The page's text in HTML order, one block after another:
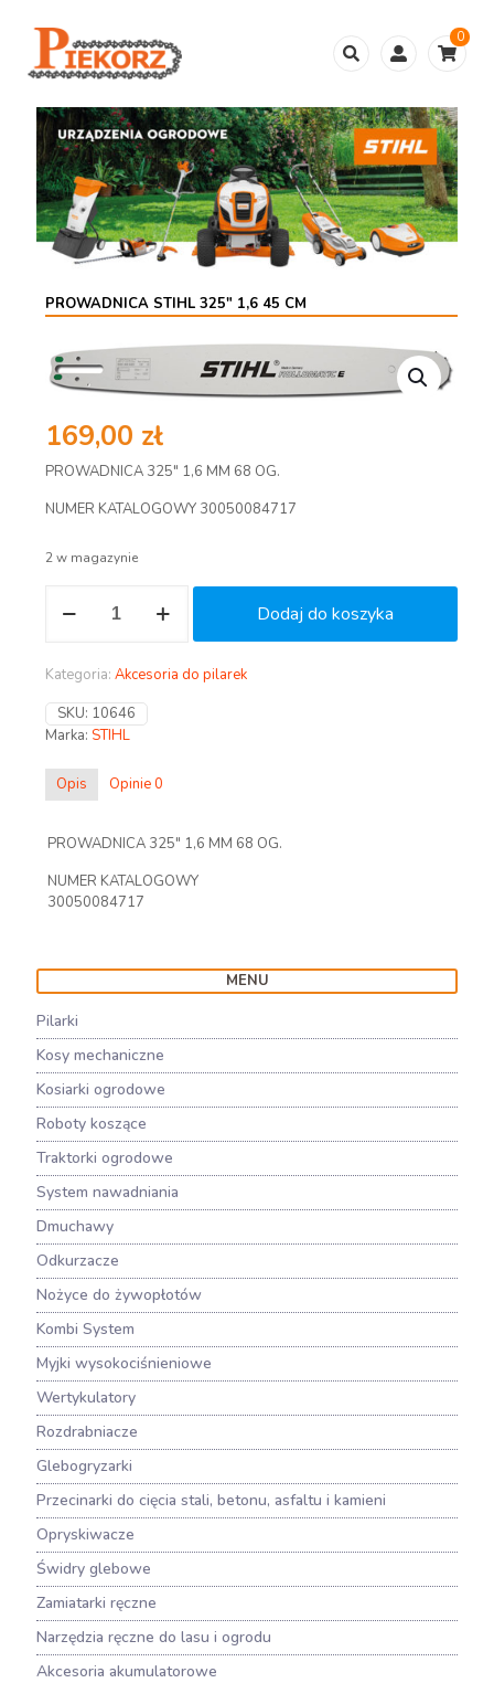
0
MENU
Pilarki
Kosy mechaniczne
Kosiarki ogrodowe
Roboty koszące
Traktorki ogrodowe
System nawadniania
Dmuchawy
Odkurzacze
Nożyce do żywopłotów
Kombi System
Myjki wysokociśnieniowe
Wertykulatory
Rozdrabniacze
Glebogryzarki
Przecinarki do cięcia stali, betonu, asfaltu i kamieni
Opryskiwacze
Świdry glebowe
Zamiatarki ręczne
Narzędzia ręczne do lasu i ogrodu
Akcesoria akumulatorowe
PROWADNICA STIHL 325″ 1,6 45 CM
169,00 zł
PROWADNICA 325″ 1,6 MM 68 OG.
NUMER KATALOGOWY 30050084717
2 w magazynie
PROWADNICA
1,6
45
CM
Dodaj do koszyka
Kategoria: Akcesoria do pilarek
SKU: 10646
Marka: STIHL
Opis Opinie0
PROWADNICA 325″ 1,6 MM 68 OG.
NUMER KATALOGOWY
30050084717